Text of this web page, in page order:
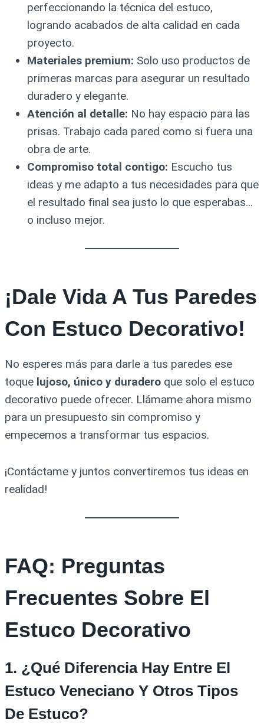
perfeccionando la técnica del estuco,
logrando acabados de alta calidad en cada
proyecto.
Materiales premium: Solo uso productos de
primeras marcas para asegurar un resultado
duradero y elegante.
Atención al detalle: No hay espacio para las
prisas. Trabajo cada pared como si fuera una
obra de arte.
Compromiso total contigo: Escucho tus
ideas y me adapto a tus necesidades para que
el resultado final sea justo lo que esperabas…
o incluso mejor.
¡Dale Vida A Tus Paredes
Con Estuco Decorativo!
No esperes más para darle a tus paredes ese
toque lujoso, único y duradero que solo el estuco
decorativo puede ofrecer. Llámame ahora mismo
para un presupuesto sin compromiso y
empecemos a transformar tus espacios.
¡Contáctame y juntos convertiremos tus ideas en
realidad!
FAQ: Preguntas
Frecuentes Sobre El
Estuco Decorativo
1. ¿Qué Diferencia Hay Entre El
Estuco Veneciano Y Otros Tipos
De Estuco?